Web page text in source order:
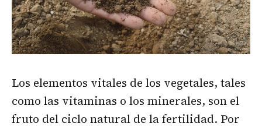
Los elementos vitales de los vegetales, tales
como las vitaminas o los minerales, son el
fruto del ciclo natural de la fertilidad. Por